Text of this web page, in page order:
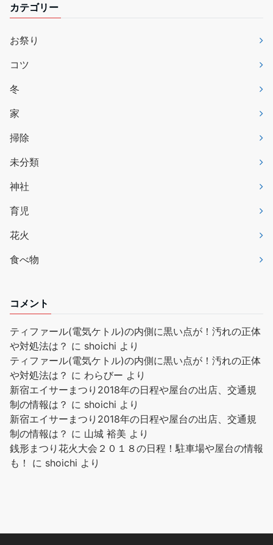
カテゴリー
お祭り
コツ
冬
家
掃除
未分類
神社
育児
花火
食べ物
コメント
ティファール(電気ケトル)の内側に黒い点が！汚れの正体
や対処法は？ に shoichi より
ティファール(電気ケトル)の内側に黒い点が！汚れの正体
や対処法は？ に わらびー より
新宿エイサーまつり2018年の日程や屋台の出店、交通規
制の情報は？ に shoichi より
新宿エイサーまつり2018年の日程や屋台の出店、交通規
制の情報は？ に 山城 裕美 より
銭形まつり花火大会２０１８の日程！駐車場や屋台の情報
も！
に shoichi より